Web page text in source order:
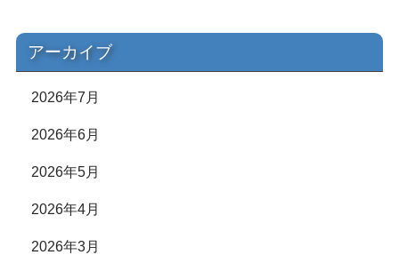
アーカイブ
2026年7月
2026年6月
2026年5月
2026年4月
2026年3月